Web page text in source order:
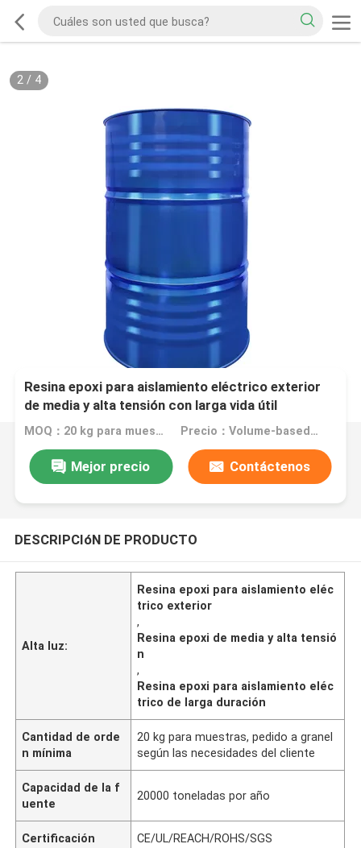
2/ 4
Resina epoxi para aislamiento eléctrico exterior
de media y alta tensión con larga vida útil
MOQ：20 kg para muestras, pedido a granel según las necesidades del cliente Precio：Volume-based pricing negotiation
Mejor precio Contáctenos
DESCRIPCIóN DE PRODUCTO
Alta luz:
Resina epoxi para aislamiento eléc
trico exterior
,
Resina epoxi de media y alta tensió
n
,
Resina epoxi para aislamiento eléc
trico de larga duración
Cantidad de orde
n mínima
20 kg para muestras, pedido a granel
según las necesidades del cliente
Capacidad de la f
uente
20000 toneladas por año
Certificación CE/UL/REACH/ROHS/SGS